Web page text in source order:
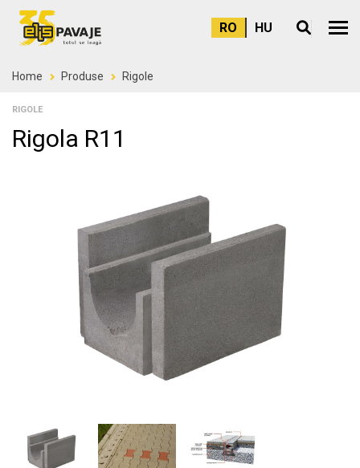
RO HU Meniu
Home Produse Rigole
RIGOLE
Rigola R11